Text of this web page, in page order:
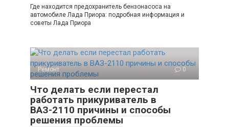
Где находится предохранитель бензонасоса на
автомобиле Лада Приора: подробная информация и
советы Лада Приора
Ремонт 0
Что делать если перестал
работать прикуриватель в
ВАЗ-2110 причины и способы
решения проблемы